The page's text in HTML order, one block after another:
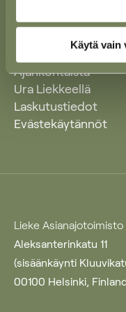
Käytä vain
Ajankohtaista
Ura Liekkeellä
Laskutustiedot
Evästekäytännöt
Lieke Asianajotoimisto
Aleksanterinkatu 11
(sisäänkäynti
00100 Helsinki,